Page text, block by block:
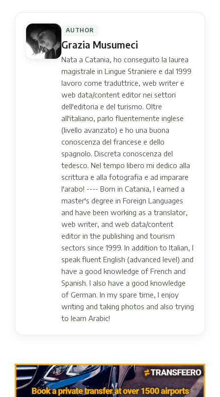
AUTHOR
Grazia Musumeci
Nata a Catania, ho conseguito la laurea
magistrale in Lingue Straniere e dal 1999
lavoro come traduttrice, web writer e
web data/content editor nei settori
dell'editoria e del turismo. Oltre
all'italiano, parlo fluentemente inglese
(livello avanzato) e ho una buona
conoscenza del francese e dello
spagnolo. Discreta conoscenza del
tedesco. Nel tempo libero mi dedico alla
scrittura e alla fotografia e ad imparare
l'arabo! ---- Born in Catania, I earned a
master's degree in Foreign Languages ​​
and have been working as a translator,
web writer, and web data/content
editor in the publishing and tourism
sectors since 1999. In addition to Italian, I
speak fluent English (advanced level) and
have a good knowledge of French and
Spanish. I also have a good knowledge
of German. In my spare time, I enjoy
writing and taking photos and also trying
to learn Arabic!